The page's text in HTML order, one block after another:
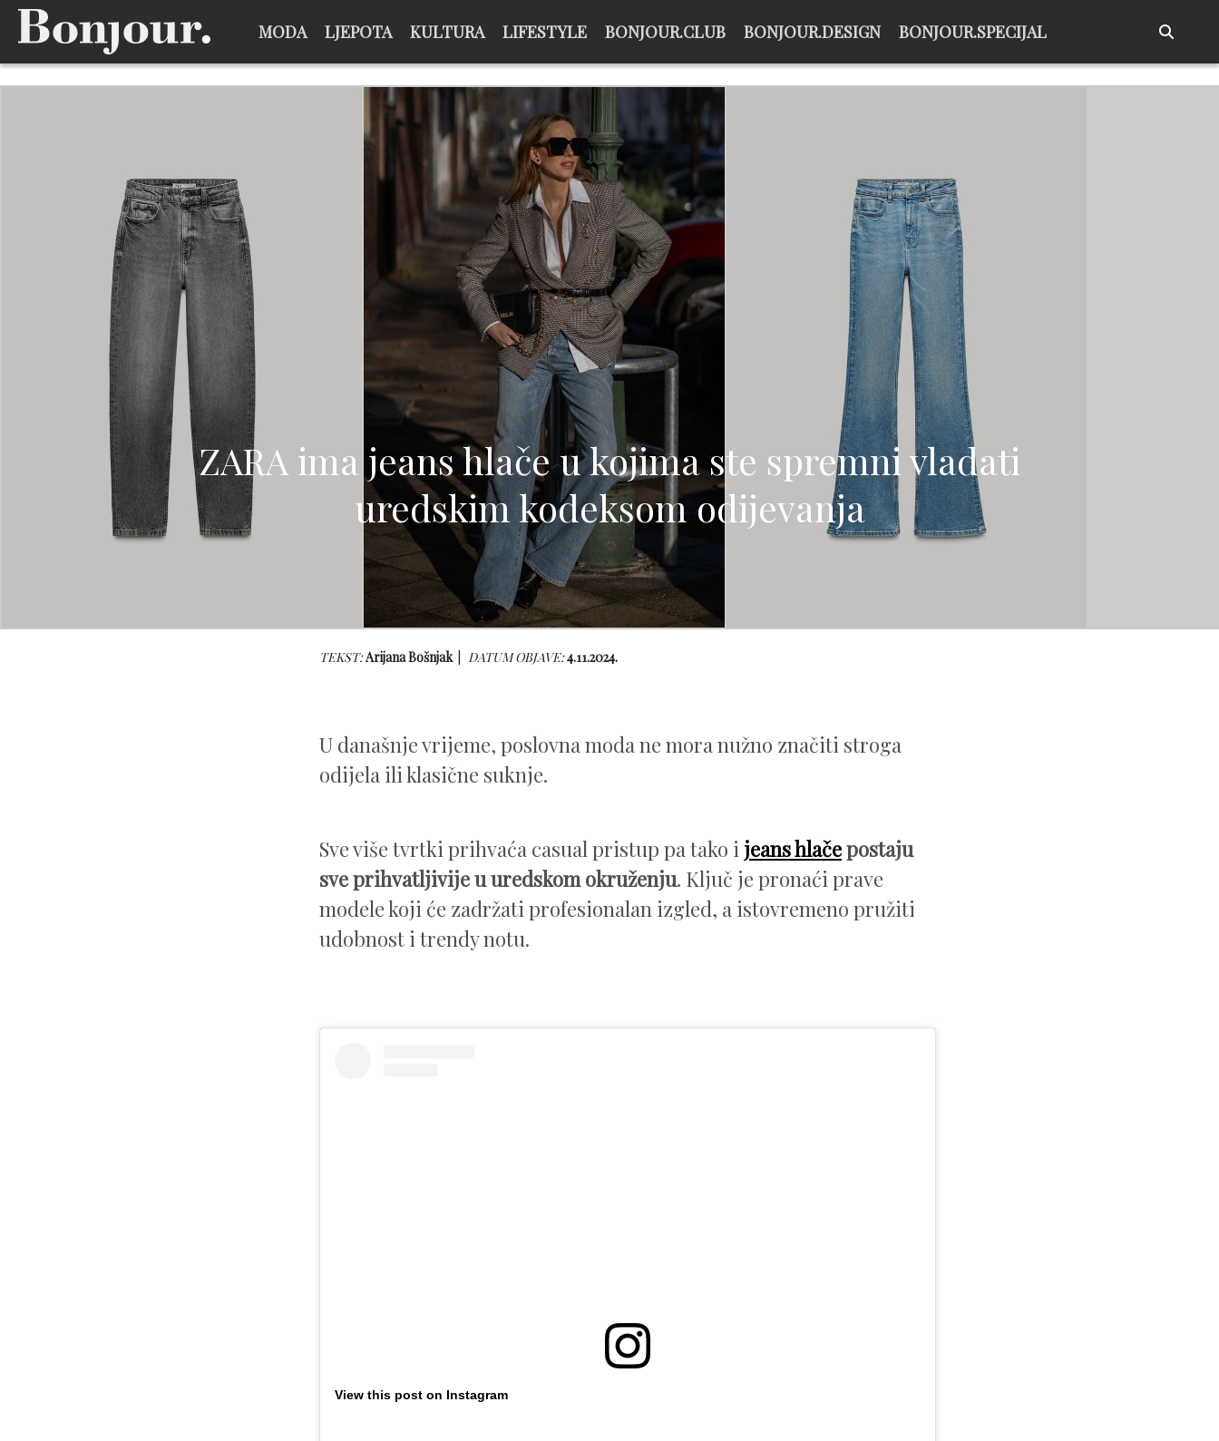
MODA LJEPOTA KULTURA LIFESTYLE BONJOUR.CLUB BONJOUR.DESIGN BONJOUR.SPECIJAL
ZARA ima jeans hlače u kojima ste spremni vladati
uredskim kodeksom odijevanja
TEKST:Arijana Bošnjak DATUM OBJAVE:4.11.2024.
U današnje vrijeme, poslovna moda ne mora nužno značiti stroga
odijela ili klasične suknje.
Sve više tvrtki prihvaća casual pristup pa tako i jeans hlačepostaju
sve prihvatljivije u uredskom okruženju. Ključ je pronaći prave
modele koji će zadržati profesionalan izgled, a istovremeno pružiti
udobnost i trendy notu.
View this post on Instagram